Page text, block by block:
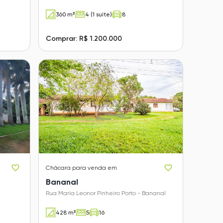
360 m²
4 (1 suíte) 8
Comprar: R$ 1.200.000
Chácara para venda em
Bananal
Rua Maria Leonor Pinheiro Porto - Bananal
428 m² 5 16